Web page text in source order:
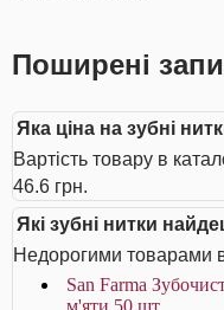
Поширені
Яка ціна на зубні
Вартість товару в
46.6 грн.
Які зубні нитки
Недорогими товарами в
San Farma
м'яти 50 шт